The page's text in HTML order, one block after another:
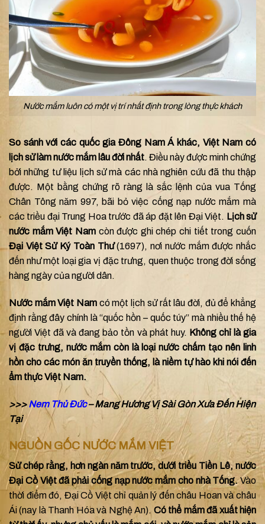
Nước mắm luôn có một vị trí nhất định trong lòng thực khách
So sánh với các quốc gia Đông Nam Á khác, Việt Nam có
lịch sử làm nước mắm lâu đời nhất. Điều này được minh chứng
bởi những tư liệu lịch sử mà các nhà nghiên cứu đã thu thập
được. Một bằng chứng rõ ràng là sắc lệnh của vua Tống
Chân Tông năm 997, bãi bỏ việc cống nạp nước mắm mà
các triều đại Trung Hoa trước đã áp đặt lên Đại Việt. Lịch sử
nước mắm Việt Namcòn được ghi chép chi tiết trong cuốn
Đại Việt Sử Ký Toàn Thư(1697), nơi nước mắm được nhắc
đến như một loại gia vị đặc trưng, quen thuộc trong đời sống
hàng ngày của người dân.
Nước mắm Việt Nam có một lịch sử rất lâu đời, đủ để khẳng
định rằng đây chính là “quốc hồn – quốc túy” mà nhiều thế hệ
người Việt đã và đang bảo tồn và phát huy. Không chỉ là gia
vị đặc trưng, nước mắm còn là loại nước chấm tạo nên linh
hồn cho các món ăn truyền thống, là niềm tự hào khi nói đến
ẩm thực Việt Nam.
>>>Nem Thủ Đức– Mang Hương Vị Sài Gòn Xưa Đến Hiện
Tại
NGUỒN GỐC NƯỚC MẮM VIỆT
Sử chép rằng, hơn ngàn năm trước, dưới triều Tiền Lê, nước
Đại Cồ Việt đã phải cống nạp nước mắm cho nhà Tống.Vào
thời điểm đó, Đại Cồ Việt chỉ quản lý đến châu Hoan và châu
Ái (nay là Thanh Hóa và Nghệ An). Có thể mắm đã xuất hiện